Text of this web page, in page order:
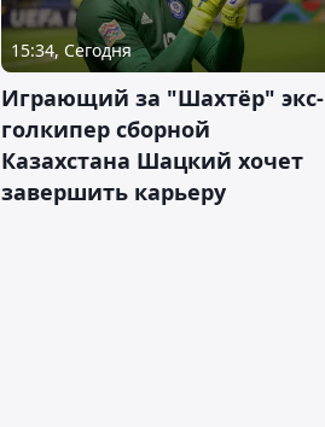
15:34, Сегодня
Играющий за "Шахтёр" экс-
голкипер сборной
Казахстана Шацкий хочет
завершить карьеру